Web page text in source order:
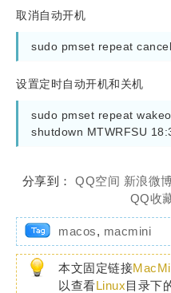
取消自动开机
sudo pmset repeat cancel
设置定时自动开机和关机
sudo pmset repeat
shutdown MTWRFSU
分享到： QQ空间 新浪微
QQ收
macos, macmini
本文固定链接
以查看Linux目录下